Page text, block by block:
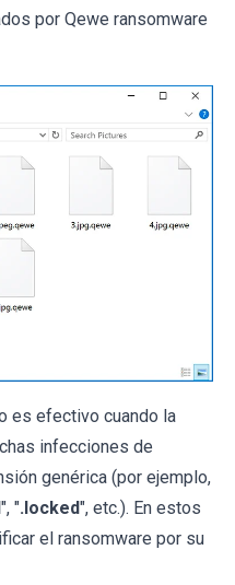
por Qewe ransomware
es efectivo cuando la
infecciones de
genérica (por ejemplo,
", ".locked", etc.). En estos
el ransomware por su